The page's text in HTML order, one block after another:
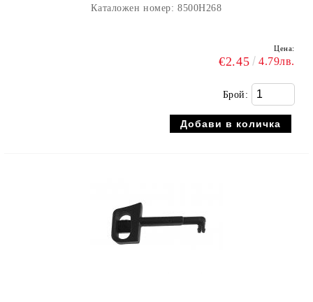
Каталожен номер: 8500H268
Цена:
€2.45 4.79лв.
Брой: